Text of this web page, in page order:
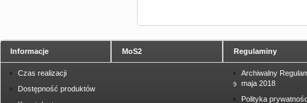
Informacje
Czas realizacji
Dostępność produktów
MoS2 Regulaminy
Archiwalny
maja 2018
Polityka